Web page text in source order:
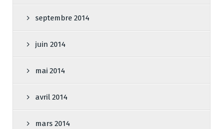
septembre 2014
juin 2014
mai 2014
avril 2014
mars 2014